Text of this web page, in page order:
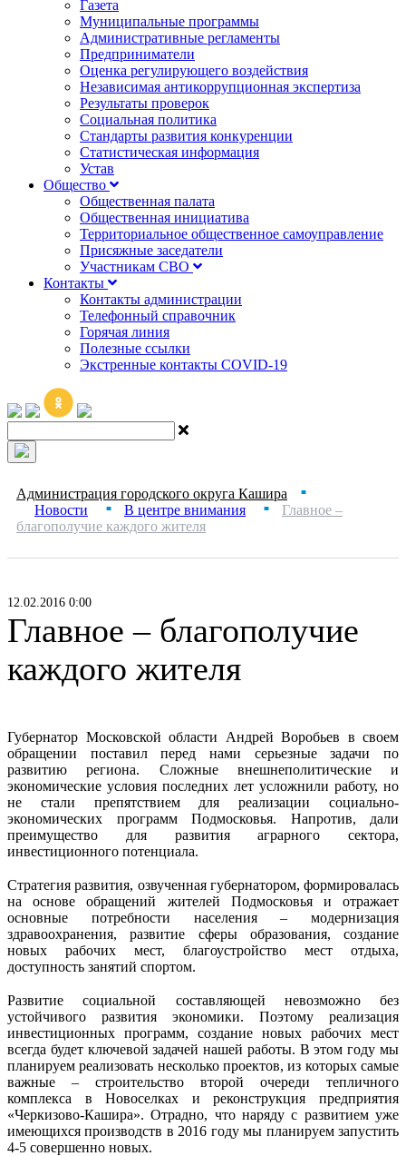
Газета
Муниципальные программы
Административные регламенты
Предприниматели
Оценка регулирующего воздействия
Независимая антикоррупционная экспертиза
Результаты проверок
Социальная политика
Стандарты развития конкуренции
Статистическая информация
Устав
Общество
Общественная палата
Общественная инициатива
Территориальное общественное самоуправление
Присяжные заседатели
Участникам СВО
Контакты
Контакты администрации
Телефонный справочник
Горячая линия
Полезные ссылки
Экстренные контакты COVID-19
Администрация городского округа Кашира ■
Новости ■ В центре внимания ■
Главное –
благополучие каждого жителя
12.02.2016 0:00
Главное – благополучие
каждого жителя
Губернатор Московской области Андрей Воробьев в своем
обращении поставил перед нами серьезные задачи по
развитию региона. Сложные внешнеполитические и
экономические условия последних лет усложнили работу, но
не стали препятствием для реализации социально-
экономических программ Подмосковья. Напротив, дали
преимущество для развития аграрного сектора,
инвестиционного потенциала.
Стратегия развития, озвученная губернатором, формировалась
на основе обращений жителей Подмосковья и отражает
основные потребности населения – модернизация
здравоохранения, развитие сферы образования, создание
новых рабочих мест, благоустройство мест отдыха,
доступность занятий спортом.
Развитие социальной составляющей невозможно без
устойчивого развития экономики. Поэтому реализация
инвестиционных программ, создание новых рабочих мест
всегда будет ключевой задачей нашей работы. В этом году мы
планируем реализовать несколько проектов, из которых самые
важные – строительство второй очереди тепличного
комплекса в Новоселках и реконструкция предприятия
«Черкизово-Кашира». Отрадно, что наряду с развитием уже
имеющихся производств в 2016 году мы планируем запустить
4-5 совершенно новых.